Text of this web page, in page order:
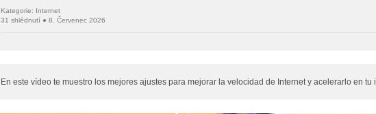
Kategorie: Internet
31 shlédnutí ● 8. Červenec 2026
En este vídeo te muestro los mejores ajustes para mejorar la velocidad de Internet y acelerarlo en tu